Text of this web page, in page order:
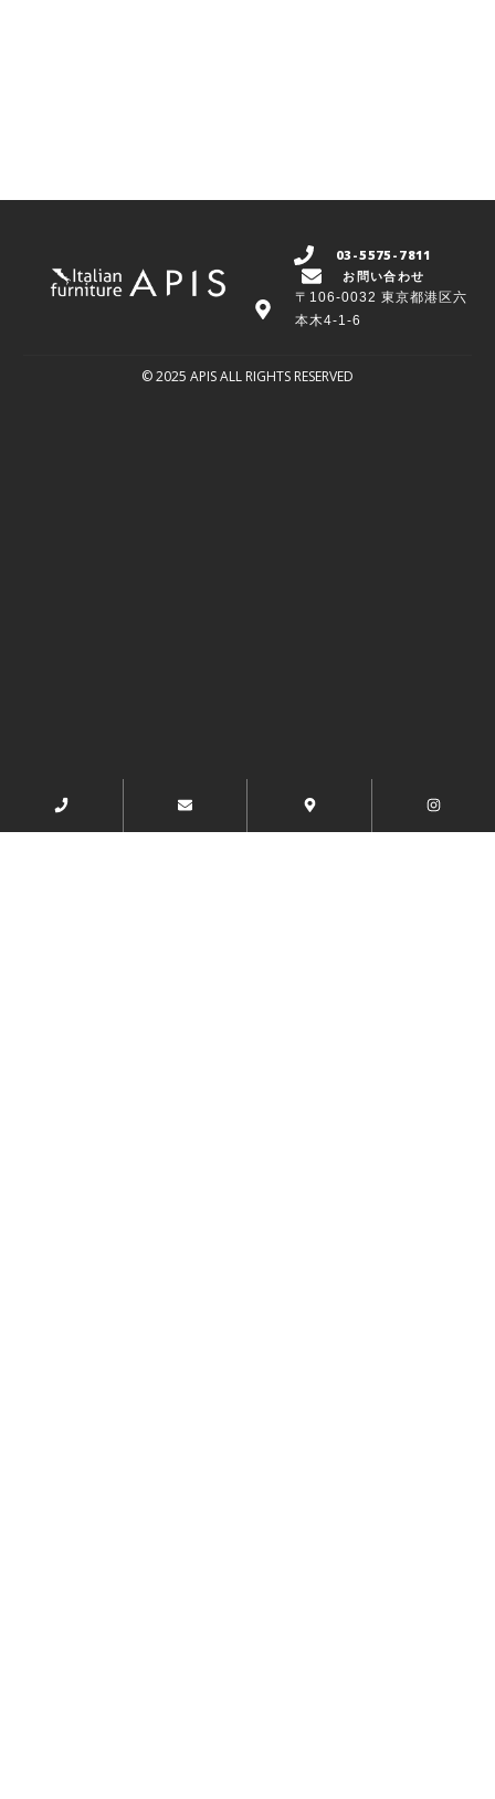
03-5575-7811
お問い合わせ
〒106-0032 東京都港区六
本木4-1-6
© 2025 APIS ALL RIGHTS RESERVED